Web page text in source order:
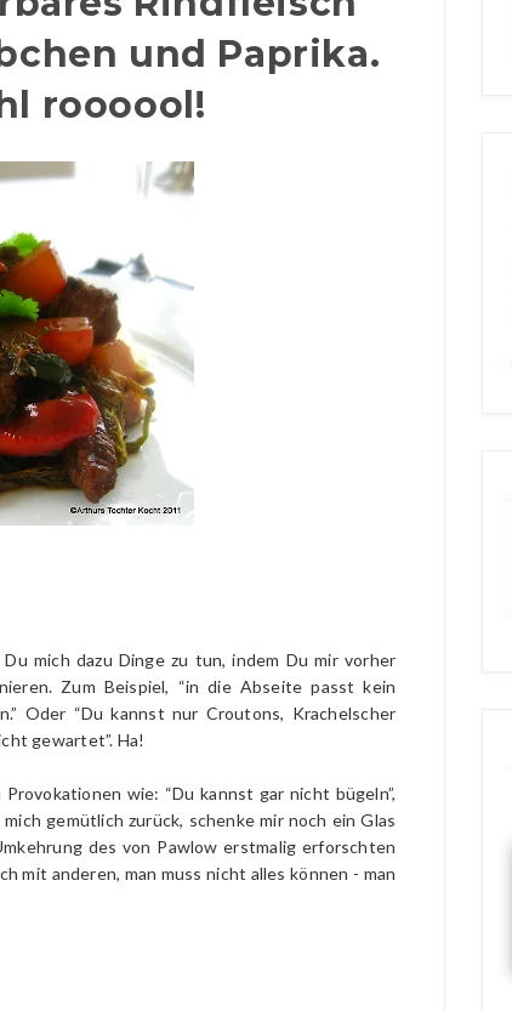
und Paprika.
roooool!
Du mich dazu Dinge zu tun, indem Du mir vorher
Zum Beispiel, “in die Abseite passt kein
Oder “Du kannst nur Croutons, Krachelscher
gewartet”. Ha!
wie: “Du kannst gar nicht bügeln”,
gemütlich zurück, schenke mir noch ein Glas
des von Pawlow erstmalig erforschten
mit anderen, man muss nicht alles können - man